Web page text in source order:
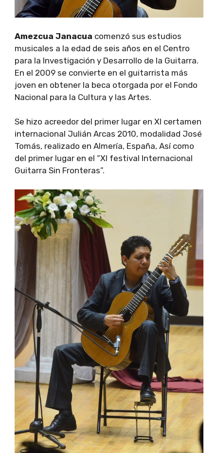
Amezcua Janacua comenzó sus estudios
musicales a la edad de seis años en el Centro
para la Investigación y Desarrollo de la Guitarra.
En el 2009 se convierte en el guitarrista más
joven en obtener la beca otorgada por el Fondo
Nacional para la Cultura y las Artes.
Se hizo acreedor del primer lugar en XI certamen
internacional Julián Arcas 2010, modalidad José
Tomás, realizado en Almería, España, Así como
del primer lugar en el “XI festival Internacional
Guitarra Sin Fronteras”.